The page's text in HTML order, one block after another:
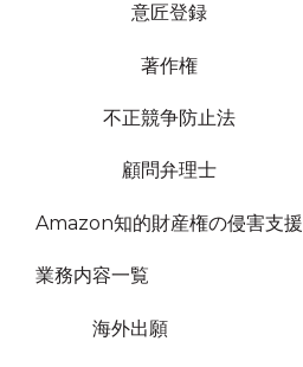
意匠登録
著作権
不正競争防止法
顧問弁理士
Amazon知的財産権の侵害支援
業務内容一覧
海外出願